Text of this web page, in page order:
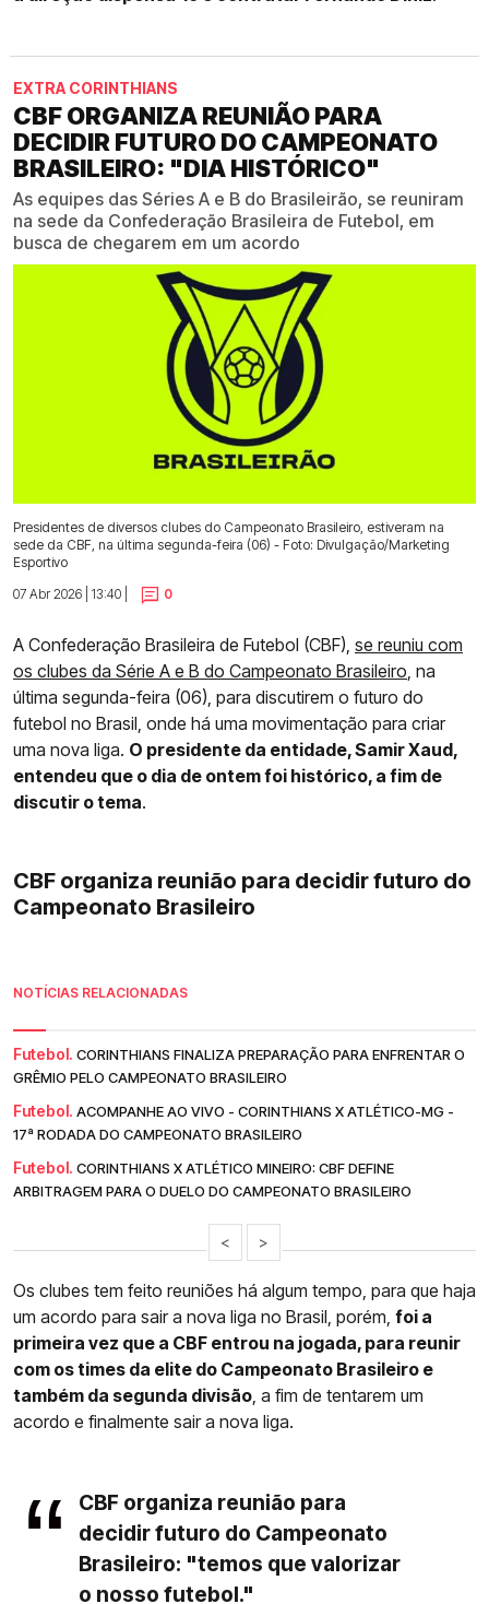
EXTRA CORINTHIANS
CBF ORGANIZA REUNIÃO PARA
DECIDIR FUTURO DO CAMPEONATO
BRASILEIRO: "DIA HISTÓRICO"
As equipes das Séries A e B do Brasileirão, se reuniram
na sede da Confederação Brasileira de Futebol, em
busca de chegarem em um acordo
Presidentes de diversos clubes do Campeonato Brasileiro, estiveram na
sede da CBF, na última segunda-feira (06) - Foto: Divulgação/Marketing
Esportivo
07 Abr 2026 | 13:40 |
0
A Confederação Brasileira de Futebol (CBF), se reuniu com
os clubes da Série A e B do Campeonato Brasileiro , na
última segunda-feira (06), para discutirem o futuro do
futebol no Brasil, onde há uma movimentação para criar
uma nova liga. O presidente da entidade, Samir Xaud,
entendeu que o dia de ontem foi histórico, a fim de
discutir o tema.
CBF organiza reunião para decidir futuro do
Campeonato Brasileiro
NOTÍCIAS RELACIONADAS
Futebol. CORINTHIANS FINALIZA PREPARAÇÃO PARA ENFRENTAR O
GRÊMIO PELO CAMPEONATO BRASILEIRO
Futebol. ACOMPANHE AO VIVO - CORINTHIANS X ATLÉTICO-MG -
17ª RODADA DO CAMPEONATO BRASILEIRO
Futebol. CORINTHIANS X ATLÉTICO MINEIRO: CBF DEFINE
ARBITRAGEM PARA O DUELO DO CAMPEONATO BRASILEIRO
< >
Os clubes tem feito reuniões há algum tempo, para que haja
um acordo para sair a nova liga no Brasil, porém, foi a
primeira vez que a CBF entrou na jogada, para reunir
com os times da elite do Campeonato Brasileiro e
também da segunda divisão , a fim de tentarem um
acordo e finalmente sair a nova liga.
CBF organiza reunião para
decidir futuro do Campeonato
Brasileiro: "temos que valorizar
o nosso futebol."